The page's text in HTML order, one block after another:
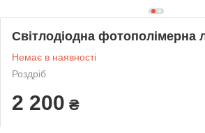
Світлодіодна фотополімерна
Немає в наявності
Роздріб
2 200 ₴